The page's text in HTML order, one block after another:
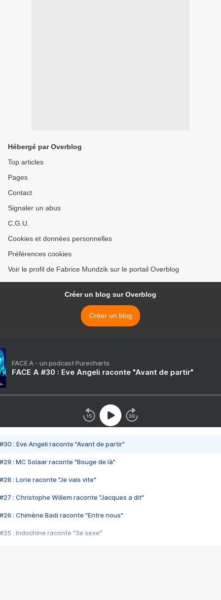
Hébergé par Overblog
Top articles
Pages
Contact
Signaler un abus
C.G.U.
Cookies et données personnelles
Préférences cookies
Voir le profil de Fabrice Mundzik sur le portail Overblog
Créer un blog sur Overblog
Créer un blog
FACE A - un podcast Purecharts
FACE A #30 : Eve Angeli raconte "Avant de partir"
#30 : Eve Angeli raconte "Avant de partir"
#29 : MC Solaar raconte "Bouge de là"
#28 : Lorie raconte "Je vais vite"
#27 : Christophe Willem raconte "Jacques a dit"
#26 : Chimène Badi raconte "Entre nous"
#25 : Indochine raconte "3e sexe"